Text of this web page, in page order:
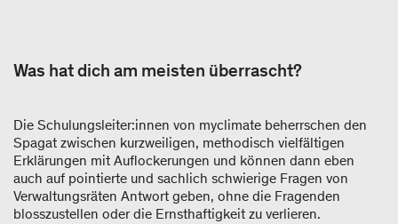
Was hat dich am meisten überrascht?
Die Schulungsleiter:innen von myclimate beherrschen den
Spagat zwischen kurzweiligen, methodisch vielfältigen
Erklärungen mit Auflockerungen und können dann eben
auch auf pointierte und sachlich schwierige Fragen von
Verwaltungsräten Antwort geben, ohne die Fragenden
blosszustellen oder die Ernsthaftigkeit zu verlieren.